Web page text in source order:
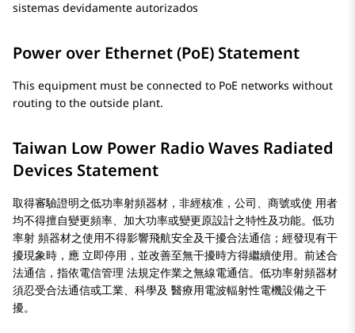
sistemas devidamente autorizados
Power over Ethernet (PoE) Statement
This equipment must be connected to PoE networks without
routing to the outside plant.
Taiwan Low Power Radio Waves Radiated
Devices Statement
取得審驗證明之低功率射頻器材，非經核准，公司、商號或使 用者
均不得擅自變更頻率、加大功率或變更原設計之特性及功能。低功
率射 頻器材之使用不得影響飛航安全及干擾合法通信；經發現有干
擾現象時，應 立即停用，並改善至無干擾時方得繼續使用。前述合
法通信，指依電信管理 法規定作業之無線電通信。低功率射頻器材
須忍受合法通信或工業、科學及 醫療用電波輻射性電機設備之干
擾。